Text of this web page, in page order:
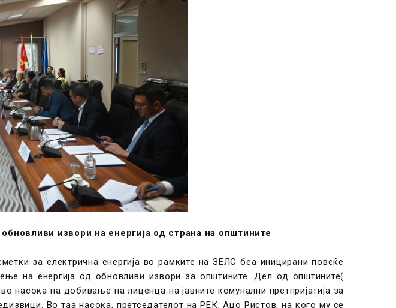
извори на енергија од страна на општините
за електрична енергија во рамките на ЗЕЛС беа иницирани повеќе
на енергија од обновливи извори за општините. Дел од општините(
на добивање на лиценца на јавните комунални претпријатија за
Во таа насока, претседателот на РЕК, Ацо Ристов, на кого му се